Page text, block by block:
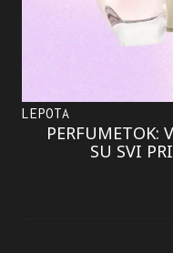
LEPOTA
PERFUMETOK:
SU SVI